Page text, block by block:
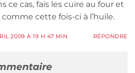
ce cas, fais les cuire au four et
comme cette fois-ci à l’huile.
2009 À 19 H 47 MIN RÉPONDRE